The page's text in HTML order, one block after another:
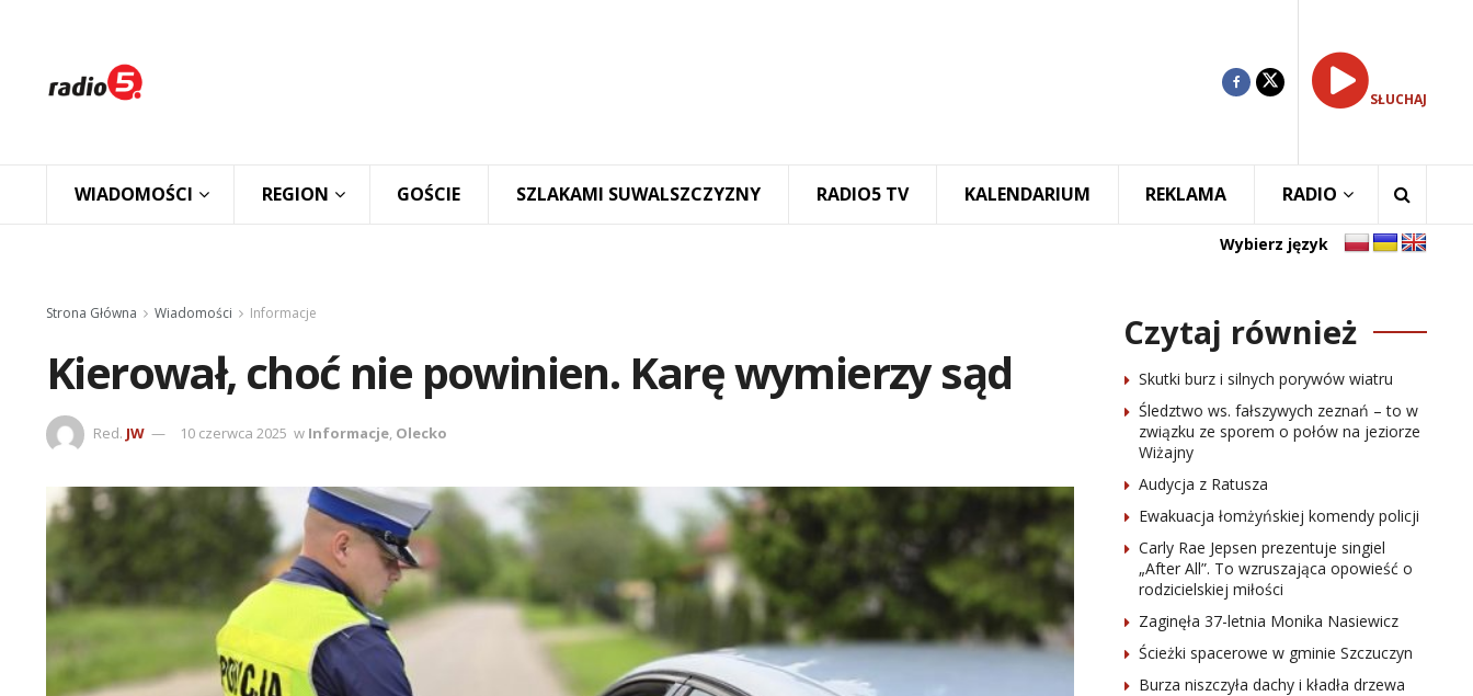
SŁUCHAJ
WIADOMOŚCI REGION GOŚCIE SZLAKAMI SUWALSZCZYZNY RADIO5 TV KALENDARIUM REKLAMA RADIO
Wybierz język
Strona Główna Wiadomości Informacje
Kierował, choć nie powinien. Karę wymierzy sąd
Red. JW 10 czerwca 2025 w Informacje, Olecko
Czytaj również
Skutki burz i silnych porywów wiatru
Śledztwo ws. fałszywych zeznań – to w
związku ze sporem o połów na jeziorze
Wiżajny
Audycja z Ratusza
Ewakuacja łomżyńskiej komendy policji
Carly Rae Jepsen prezentuje singiel
„After All”. To wzruszająca opowieść o
rodzicielskiej miłości
Zaginęła 37-letnia Monika Nasiewicz
Ścieżki spacerowe w gminie Szczuczyn
Burza niszczyła dachy i kładła drzewa